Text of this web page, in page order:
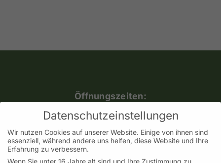
Öffnungszeiten:
Mo, Mi, Do, Fr.: 9:30 – 18:00 Uhr
Samstag: 09:30 – 14:00 Uhr
(Adventssamstage bis 16:00 Uhr geöffnet)
Dienstag geschlossen
Datenschutzeinstellungen
Wir nutzen Cookies auf unserer Website. Einige von ihnen sind
essenziell, während andere uns helfen, diese Website und Ihre
Erfahrung zu verbessern.